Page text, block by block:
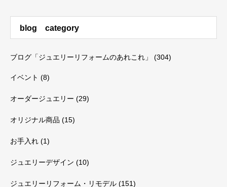
blog category
ブログ「ジュエリーリフォームのあれこれ」 (304)
イベント (8)
オーダージュエリー (29)
オリジナル商品 (15)
お手入れ (1)
ジュエリーデザイン (10)
ジュエリーリフォーム・リモデル (151)